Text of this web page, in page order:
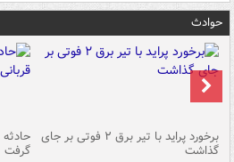
حوادث
برخورد پراید با تیر برق ۲ فوتی بر جای
گذاشت گرفت